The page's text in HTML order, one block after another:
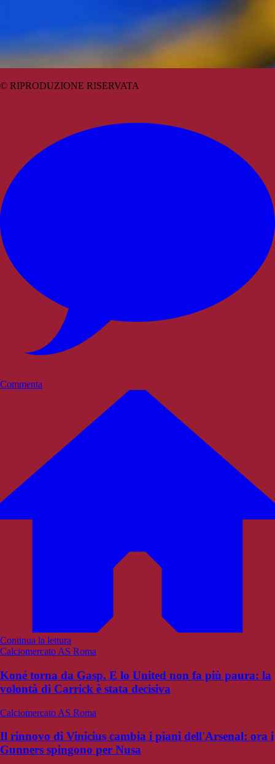
© RIPRODUZIONE RISERVATA
Commenta
Continua la lettura
Calciomercato AS Roma
Koné torna da Gasp. E lo United non fa più paura: la
volontà di Carrick è stata decisiva
Calciomercato AS Roma
Il rinnovo di Vinicius cambia i piani dell'Arsenal: ora i
Gunners spingono per Nusa